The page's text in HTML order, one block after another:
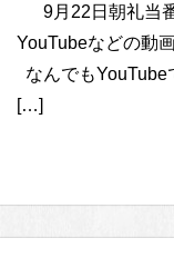
9月22日朝礼当番
YouTubeなどの動
なんでも
[…]